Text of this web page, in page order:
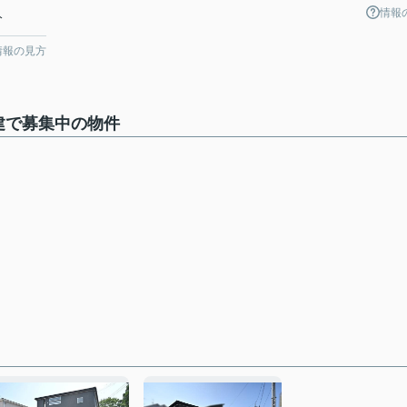
報の見方
情報
募集中の物件